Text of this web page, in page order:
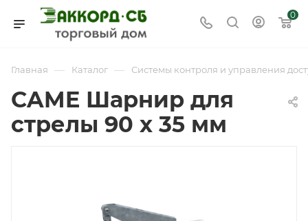
0
Главная — Каталог — Системы контроля и управления
CAME Шарнир для
стрелы 90 x 35 мм